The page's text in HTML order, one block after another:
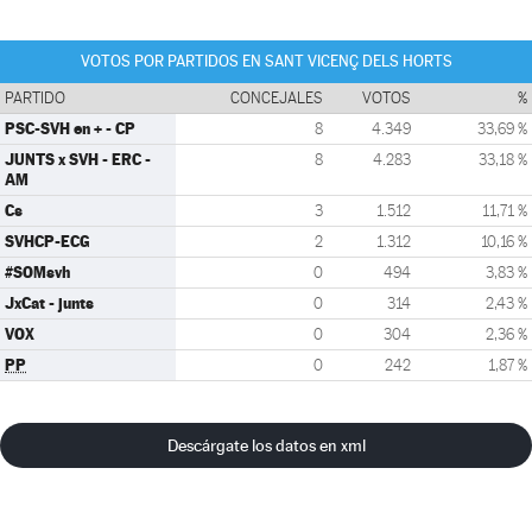
VOTOS POR PARTIDOS EN SANT VICENÇ DELS HORTS
PARTIDO CONCEJALES VOTOS %
PSC-SVH en + - CP 8 4.349 33,69 %
JUNTS x SVH - ERC -
AM
8 4.283 33,18 %
Cs 3 1.512 11,71 %
SVHCP-ECG 2 1.312 10,16 %
#SOMsvh 0 494 3,83 %
JxCat - junts 0 314 2,43 %
VOX 0 304 2,36 %
PP 0 242 1,87 %
Descárgate los datos en xml